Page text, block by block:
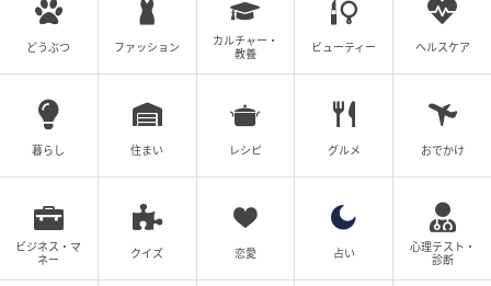
どうぶつ ファッション
カルチャー・
教養
ビューティー ヘルスケア
暮らし 住まい レシピ グルメ おでかけ
ビジネス・マ
ネー
クイズ 恋愛 占い
心理テスト・
診断